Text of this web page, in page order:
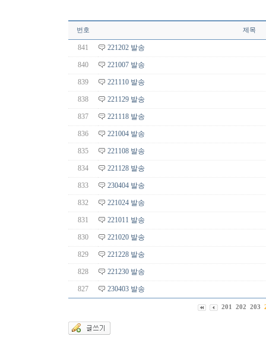
번호 제목
841 221202 발송
840 221007 발송
839 221110 발송
838 221129 발송
837 221118 발송
836 221004 발송
835 221108 발송
834 221128 발송
833 230404 발송
832 221024 발송
831 221011 발송
830 221020 발송
829 221228 발송
828 221230 발송
827 230403 발송
201 202 203